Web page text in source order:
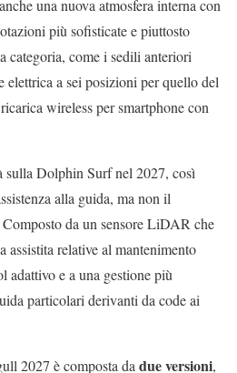
una nuova atmosfera interna con
più sofisticate e piuttosto
categoria, come i sedili anteriori
a sei posizioni per quello del
wireless per smartphone con
sulla Dolphin Surf nel 2027, così
alla guida, ma non il
da un sensore LiDAR che
assistita relative al mantenimento
adattivo e a una gestione più
particolari derivanti da code ai
2027 è composta da due versioni,